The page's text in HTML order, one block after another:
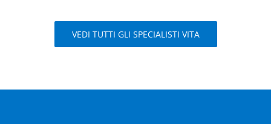
VEDI TUTTI GLI SPECIALISTI VITA